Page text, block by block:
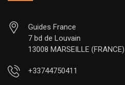
Guides France
7 bd de Louvain
13008 MARSEILLE (FRANCE)
+33744750411